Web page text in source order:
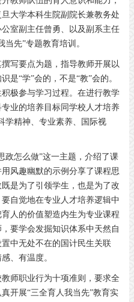
大学本科生院副院长兼教务处
室副主任曾勇、以及副系主任
先”专题教育培训。
写要点为题，指导教师开展以
是“学”会的，不是“教”会的。
极参与学习过程。在进行教学
业的培养目标同学校人才培养
学精神、专业素养、国际视
政怎么做”这一主题，介绍了课
风趣幽默的示例分享了课程思
是为了引领学生，也是为了改
自觉地在专业人才培养逻辑中
人的价值塑造内生为专业课程
要学会发掘知识体系中天然自
中无处不在的国计民生关联
、有温度。
师职业行为十项准则，要求全
开展“三全育人我当先”教育实